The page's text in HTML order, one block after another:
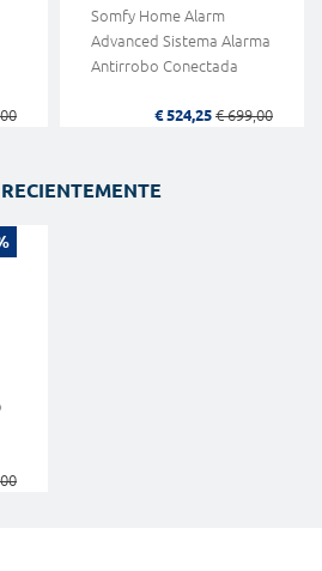
Somfy Home Alarm
Advanced Sistema Alarma
Antirrobo Conectada
€ 524,25 € 699,00